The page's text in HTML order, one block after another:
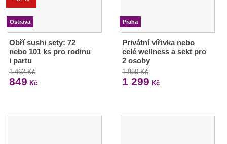
Ostrava
Obří sushi sety: 72
nebo 101 ks pro rodinu
i partu
1 462 Kč
849 Kč
Praha
Privátní vířivka nebo
celé wellness a sekt pro
2 osoby
1 950 Kč
1 299 Kč